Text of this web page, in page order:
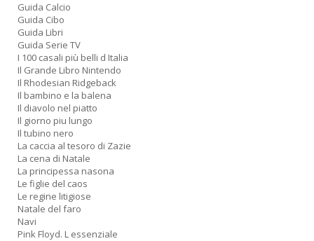
Guida Calcio
Guida Cibo
Guida Libri
Guida Serie TV
I 100 casali più belli d Italia
Il Grande Libro Nintendo
Il Rhodesian Ridgeback
Il bambino e la balena
Il diavolo nel piatto
Il giorno piu lungo
Il tubino nero
La caccia al tesoro di Zazie
La cena di Natale
La principessa nasona
Le figlie del caos
Le regine litigiose
Natale del faro
Navi
Pink Floyd. L essenziale